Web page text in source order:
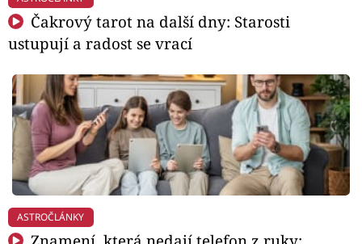
Čakrový tarot na další dny: Starosti
ustupují a radost se vrací
ASTROČLÁNKY